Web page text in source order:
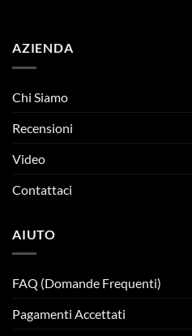
AZIENDA
Chi Siamo
Recensioni
Video
Contattaci
AIUTO
FAQ (Domande Frequenti)
Pagamenti Accettati